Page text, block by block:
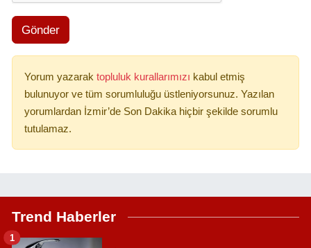
Gönder
Yorum yazarak topluluk kurallarımızı kabul etmiş
bulunuyor ve tüm sorumluluğu üstleniyorsunuz. Yazılan
yorumlardan İzmir’de Son Dakika hiçbir şekilde sorumlu
tutulamaz.
Trend Haberler
1